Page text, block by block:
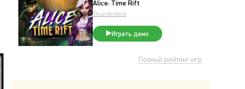
Alice: Time Rift
Thunderkick
Играть демо
Полный рейтинг игр